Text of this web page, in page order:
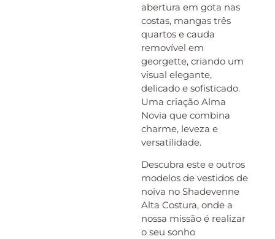
abertura em gota nas
costas, mangas três
quartos e cauda
removível em
georgette, criando um
visual elegante,
delicado e sofisticado.
Uma criação Alma
Novia que combina
charme, leveza e
versatilidade.
Descubra este e outros
modelos de vestidos de
noiva no Shadevenne
Alta Costura, onde a
nossa missão é realizar
o seu sonho